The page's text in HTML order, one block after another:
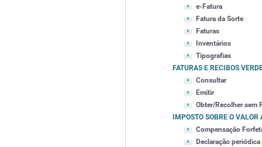
e-Fatura
Fatura da Sorte
Faturas
Inventários
Tipografias
FATURAS E RECIBOS
Consultar
Emitir
Obter/Recolher sem
IMPOSTO SOBRE O VALOR
Compensação
Declaração